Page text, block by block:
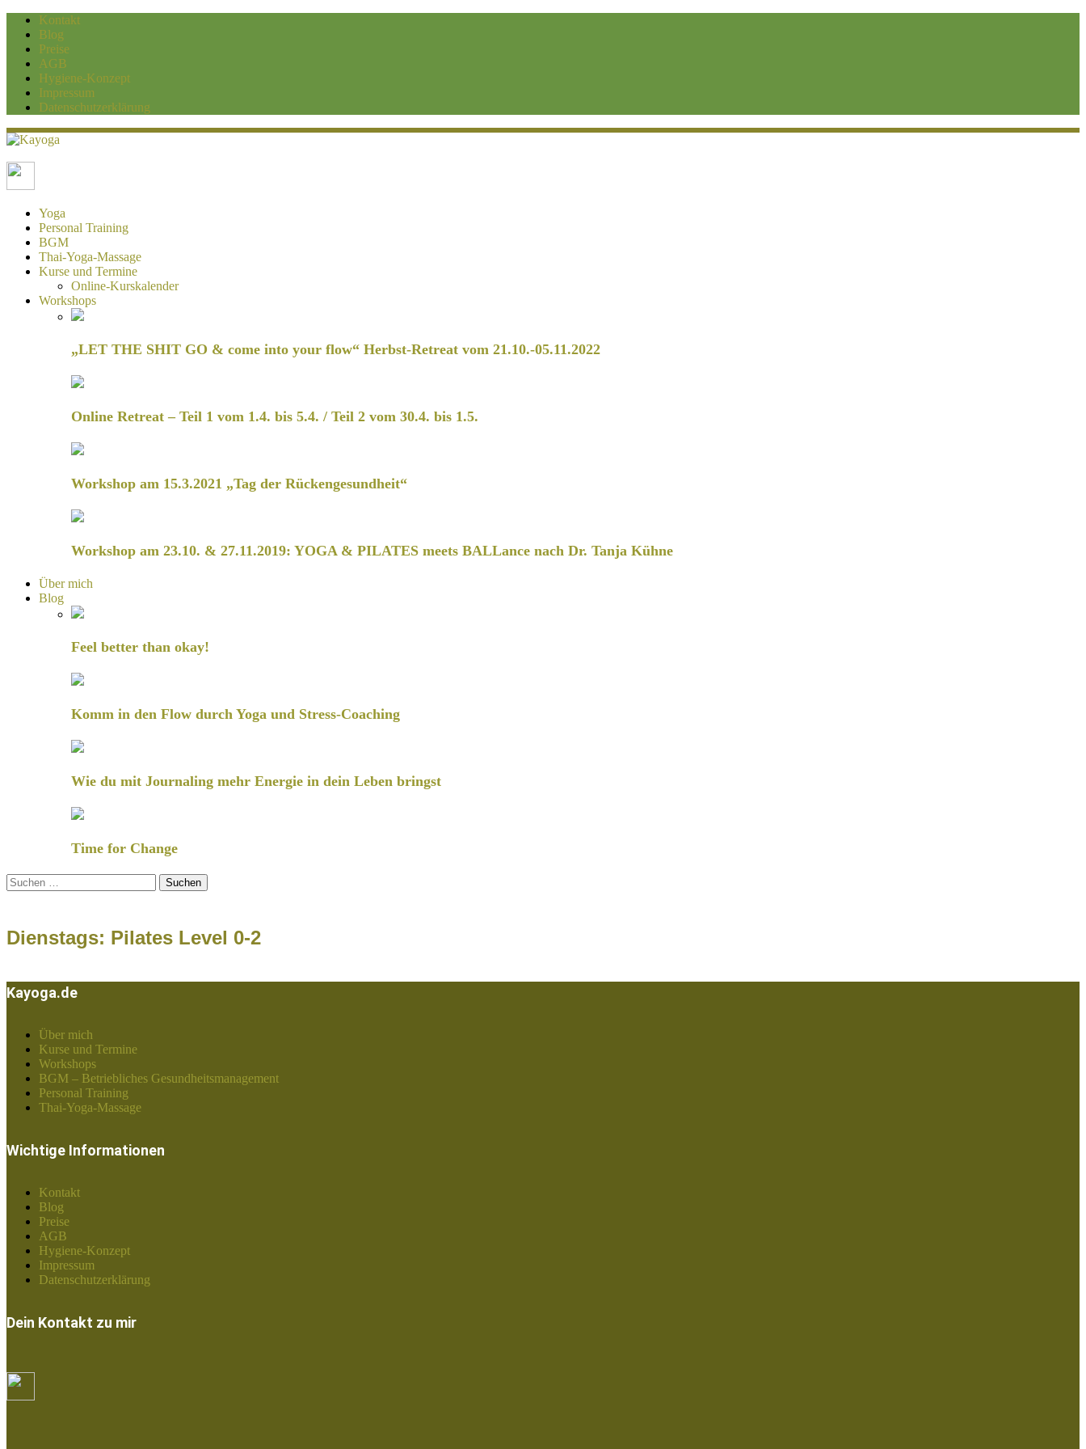
Kontakt
Blog
Preise
AGB
Hygiene-Konzept
Impressum
Datenschutzerklärung
Kayoga
Yoga und Personaltraining Duisburg
Yoga
Personal Training
BGM
Thai-Yoga-Massage
Kurse und Termine
Online-Kurskalender
Workshops
„LET THE SHIT GO & come into your flow“ Herbst-Retreat vom 21.10.-05.11.2022
Online Retreat – Teil 1 vom 1.4. bis 5.4. / Teil 2 vom 30.4. bis 1.5.
Workshop am 15.3.2021 „Tag der Rückengesundheit“
Workshop am 23.10. & 27.11.2019: YOGA & PILATES meets BALLance nach Dr. Tanja Kühne
Über mich
Blog
Feel better than okay!
Komm in den Flow durch Yoga und Stress-Coaching
Wie du mit Journaling mehr Energie in dein Leben bringst
Time for Change
Suchen
nach:
Dienstags: Pilates Level 0-2
Kayoga.de
Über mich
Kurse und Termine
Workshops
BGM – Betriebliches Gesundheitsmanagement
Personal Training
Thai-Yoga-Massage
Wichtige Informationen
Kontakt
Blog
Preise
AGB
Hygiene-Konzept
Impressum
Datenschutzerklärung
Dein Kontakt zu mir